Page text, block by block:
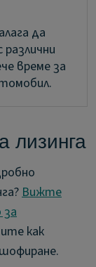
да
различни
време за
лизинга
Вижте
как